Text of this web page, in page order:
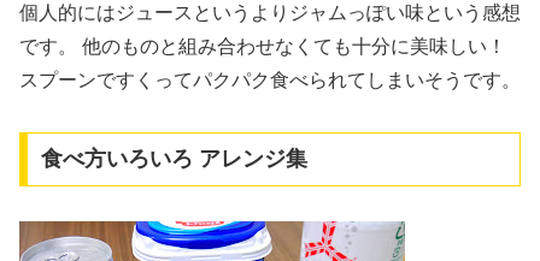
個人的にはジュースというよりジャムっぽい味という感想
です。 他のものと組み合わせなくても十分に美味しい！
スプーンですくってパクパク食べられてしまいそうです。
食べ方いろいろ アレンジ集